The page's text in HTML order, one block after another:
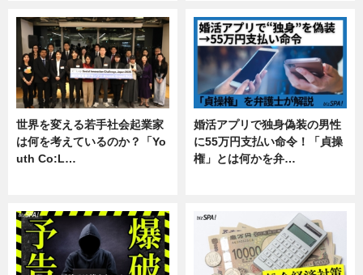
世界を変える若手社会起業家
は何を考えているのか？「Yo
uth Co:L…
婚活アプリで独身偽装の男性
に55万円支払い命令！「貞操
権」とは何かを弁…